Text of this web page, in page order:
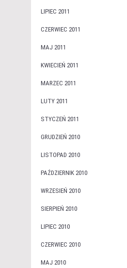
LIPIEC 2011
CZERWIEC 2011
MAJ 2011
KWIECIEŃ 2011
MARZEC 2011
LUTY 2011
STYCZEŃ 2011
GRUDZIEŃ 2010
LISTOPAD 2010
PAŹDZIERNIK 2010
WRZESIEŃ 2010
SIERPIEŃ 2010
LIPIEC 2010
CZERWIEC 2010
MAJ 2010